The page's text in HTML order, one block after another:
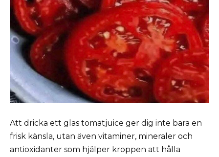
Att dricka ett glas tomatjuice ger dig inte bara en
frisk känsla, utan även vitaminer, mineraler och
antioxidanter som hjälper kroppen att hålla